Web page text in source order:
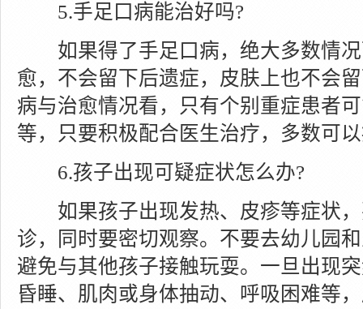
5.手足口病能治好吗?
如果得了手足口病，绝大多数情况
愈，不会留下后遗症，皮肤上也不会
病与治愈情况看，只有个别重症患者
等，只要积极配合医生治疗，多数可
6.孩子出现可疑症状怎么办?
如果孩子出现发热、皮疹等症状，
诊，同时要密切观察。不要去幼儿园
避免与其他孩子接触玩耍。一旦出现
昏睡、肌肉或身体抽动、呼吸困难等